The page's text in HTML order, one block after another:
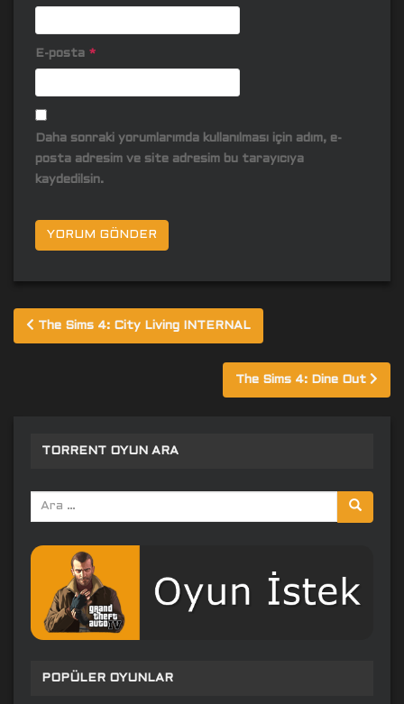
E-posta *
Daha sonraki yorumlarımda kullanılması için adım, e-
posta adresim ve site adresim bu tarayıcıya
kaydedilsin.
Yazı
gezinmesi
The Sims 4: City Living INTERNAL
The Sims 4: Dine Out
TORRENT OYUN ARA
Arama
yap:
POPÜLER OYUNLAR